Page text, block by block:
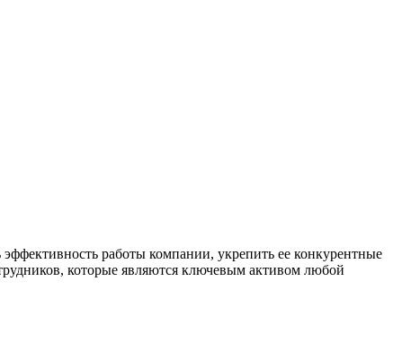
работы компании, укрепить ее конкурентные
которые являются ключевым активом любой